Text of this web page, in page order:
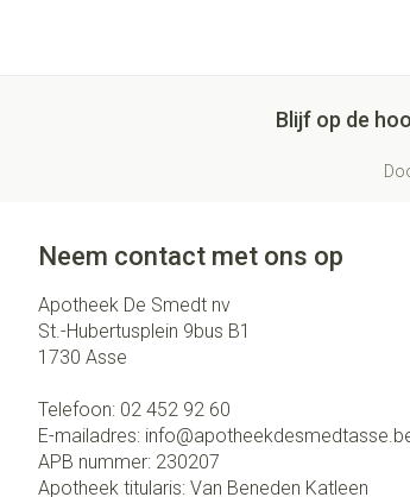
Blijf op de
Neem contact met ons op
Apotheek De Smedt nv
St.-Hubertusplein 9bus B1
1730 Asse
Telefoon: 02 452 92 60
E-mailadres: info@
APB nummer: 230207
Apotheek titularis: Van Beneden Katleen